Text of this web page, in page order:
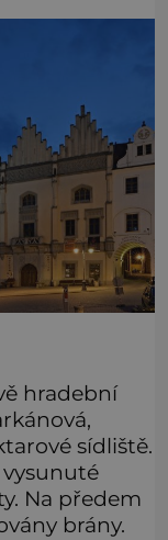
hradební
sídliště.
Na předem
brány.